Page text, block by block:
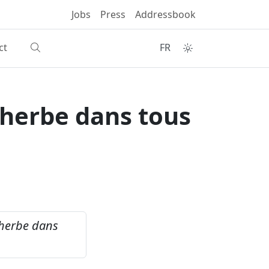
Jobs Press Addressbook
FR
dans tous
dans